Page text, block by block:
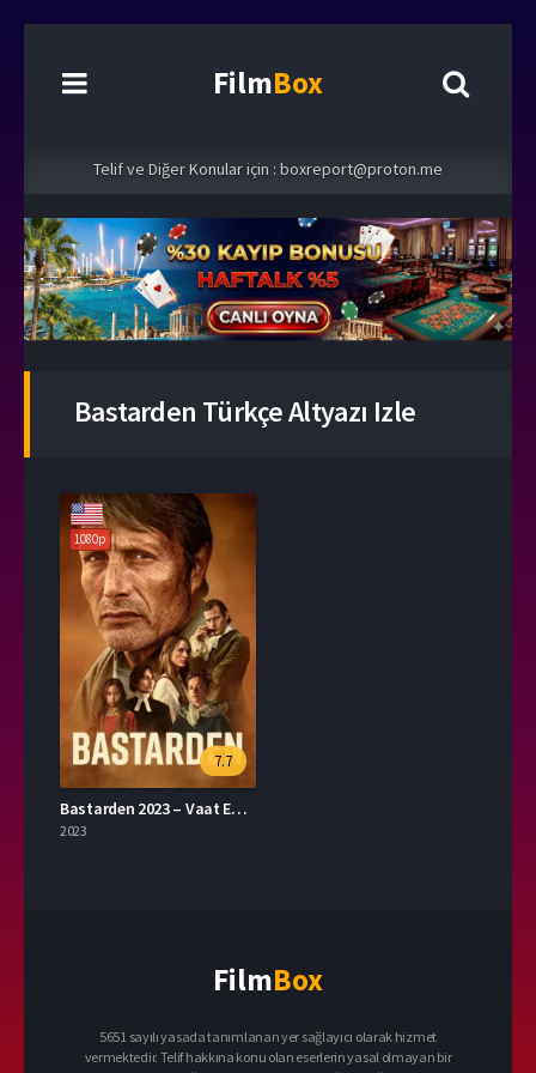
FilmBox
Telif ve Diğer Konular için : boxreport@proton.me
Bastarden Türkçe Altyazı Izle
1080p
7.7
Bastarden 2023 – Vaat Edilen Topraklar 1080p Turkce Altyazi izle
2023
FilmBox
5651 sayılı yasada tanımlanan yer sağlayıcı olarak hizmet
vermektedir. Telif hakkına konu olan eserlerin yasal olmayan bir